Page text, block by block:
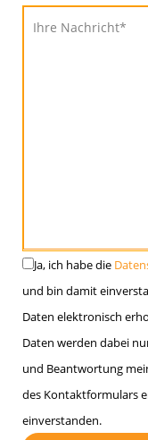
Ja, ich habe die
und bin damit
Daten elektronisch
Daten werden dabei
und Beantwortung
des Kontaktformulars
einverstanden.